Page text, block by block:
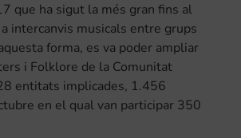
que ha sigut la més gran fins al
intercanvis musicals entre grups
forma, es va poder ampliar
i Folklore de la Comunitat
entitats implicades, 1.456
en el qual van participar 350